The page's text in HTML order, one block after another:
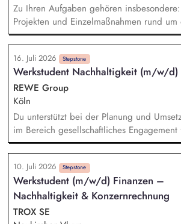
Zu Ihren Aufgaben gehören
Projekten und Einzelmaßnahmen rund um
Nachhaltigkeit, Mitarbeit bei der
Nachhaltigkeitsanforderungen,
Erstellung des Nachhaltigkeitsberichts
Recherche, Aufbereitung und Analyse
Nachhaltigkeitsthemen, Mitarbeit bei
Risikomanagement, insbesondere bei
Ausarbeitungen und Analysen,
Erstellung von Präsentationen,
Entscheidungsunterlagen
16. Juli 2026 Stepstone
Werkstudent Nachhaltigkeit (m/w/d)
REWE Group
Köln
Du unterstützt bei der Planung und
im Bereich gesellschaftliches Engagement
Penny sowie bei Klima- und
aktiv bei der internen und externen
unseren Projekten mit. Du erstellst
und Entscheidungsvorlagen und bringst
Weiterentwicklung unserer
übernimmst Eigenverantwortung für
10. Juli 2026 Stepstone
Werkstudent (m/w/d) Finanzen –
Nachhaltigkeit & Konzernrechnung
TROX SE